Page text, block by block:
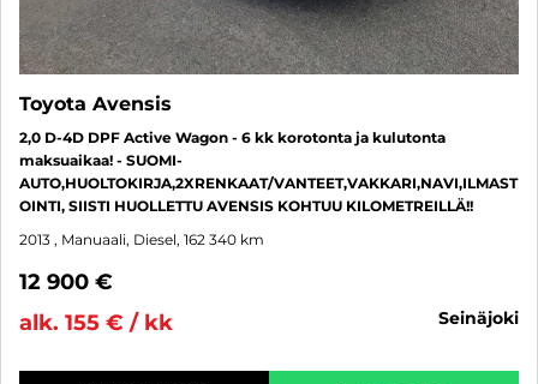
Toyota Avensis
2,0 D-4D DPF Active Wagon - 6 kk korotonta ja kulutonta
maksuaikaa! - SUOMI-
AUTO,HUOLTOKIRJA,2XRENKAAT/VANTEET,VAKKARI,NAVI,ILMAST
OINTI, SIISTI HUOLLETTU AVENSIS KOHTUU KILOMETREILLÄ!!
2013 , Manuaali, Diesel, 162 340 km
12 900 €
alk. 155 € / kk
seinäjoki